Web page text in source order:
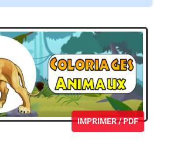
IMPRIMER / PDF